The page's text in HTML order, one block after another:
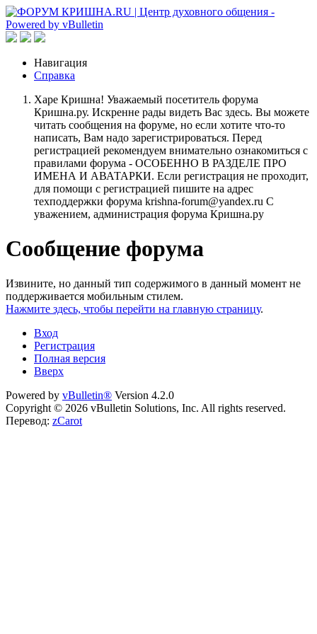
Навигация
Справка
Харе Кришна! Уважаемый посетитель форума
Кришна.ру. Искренне рады видеть Вас здесь. Вы можете
читать сообщения на форуме, но если хотите что-то
написать, Вам надо зарегистрироваться. Перед
регистрацией рекомендуем внимательно ознакомиться с
правилами форума - ОСОБЕННО В РАЗДЕЛЕ ПРО
ИМЕНА И АВАТАРКИ. Если регистрация не проходит,
для помощи с регистрацией пишите на адрес
техподдержки форума krishna-forum@yandex.ru С
уважением, администрация форума Кришна.ру
Сообщение форума
Извините, но данный тип содержимого в данный момент не
поддерживается мобильным стилем.
Нажмите здесь, чтобы перейти на главную страницу.
Вход
Регистрация
Полная версия
Вверх
Powered by vBulletin® Version 4.2.0
Copyright © 2026 vBulletin Solutions, Inc. All rights reserved.
Перевод: zCarot